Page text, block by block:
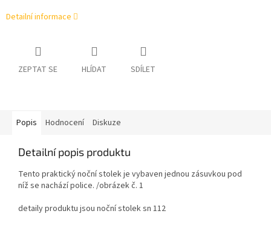
Detailní informace
ZEPTAT SE HLÍDAT SDÍLET
Popis Hodnocení Diskuze
Detailní popis produktu
Tento praktický noční stolek je vybaven jednou zásuvkou pod
níž se nachází police. /obrázek č. 1
detaily produktu jsou noční stolek sn 112